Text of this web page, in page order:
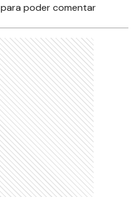
para poder comentar